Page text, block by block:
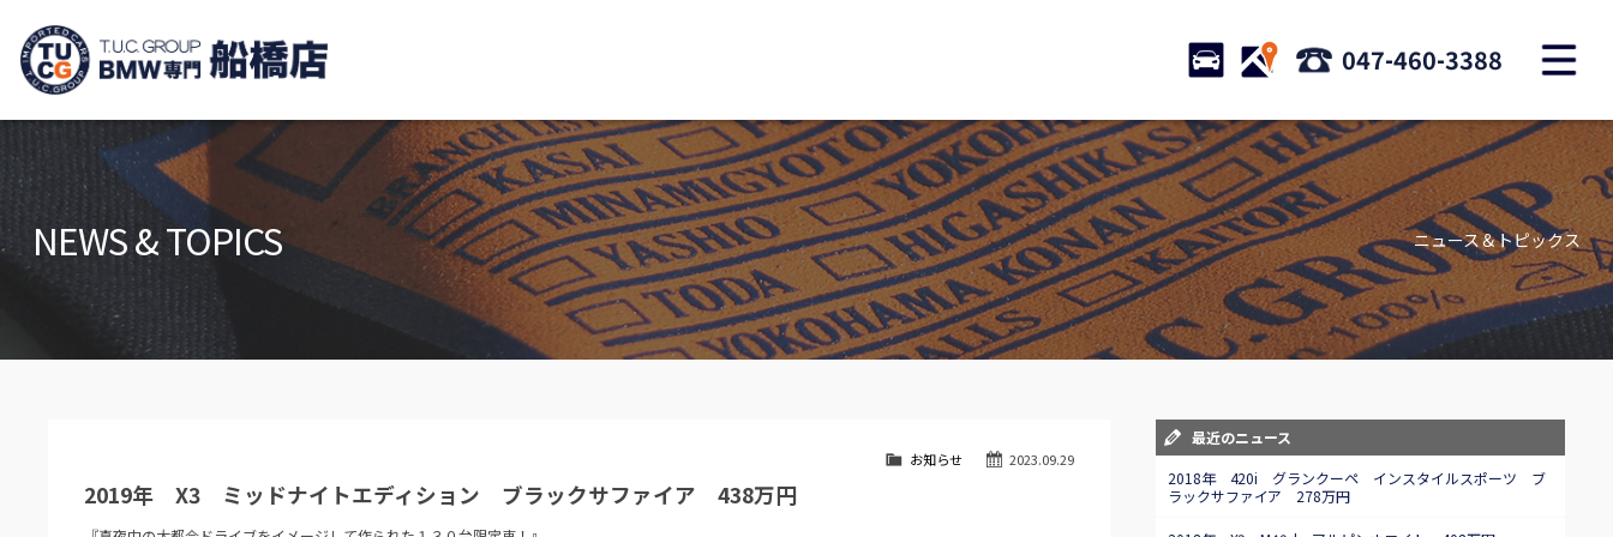
STOCK ACCESS 047-460-3388
ニュース
News and Topics
在庫リスト
Stock list
目玉車両一覧
Features Stock list
店舗紹介
Shop information
保証＆サービス
Warranty and Serivce
アクセスマップ
Access map
全国納車
Delivery service
お問い合わせ
Contact us
特別作業について
Special service
オーダーサービス
Order service
買取無料査定
Trade in
自動車保険
Car insurance
スタッフblog
会社概要
NEWS & TOPICS ニュース＆トピックス
2023.09.29
お知らせ
2019年 X3 ミッドナイトエディション ブラックサファイア 438万円
最近のニュース
2018年 420i グランクーペ インスタイルスポーツ ブ
ラックサファイア 278万円